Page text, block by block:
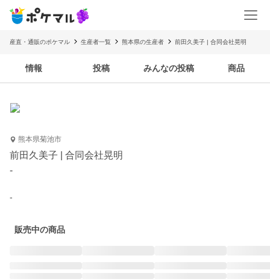
産直・通販のポケマル 生産者一覧 熊本県の生産者 前田久美子 | 合同会社晃明
情報 投稿 みんなの投稿 商品
熊本県菊池市
前田久美子 | 合同会社晃明
-
-
販売中の商品